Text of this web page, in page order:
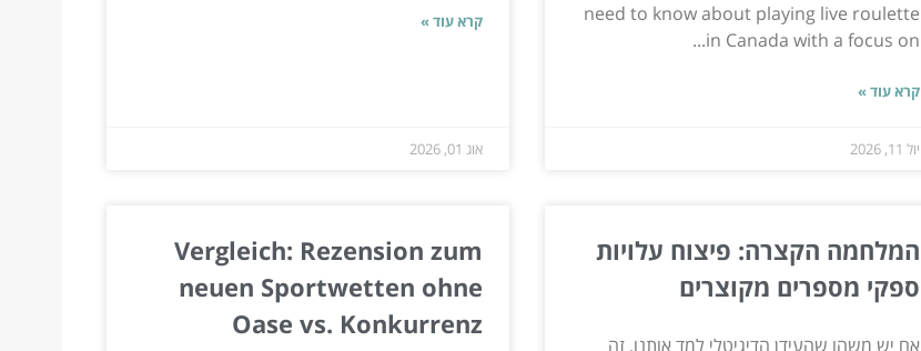
need to know about playing live roulette
in Canada with a focus on...
קרא עוד »
יול 11, 2026
קרא עוד »
אוג 01, 2026
המלחמה הקצרה: פיצוח עלויות
ספקי מספרים מקוצרים
אם יש משהו שהעידן הדיגיטלי למד אותנו, זה
Vergleich: Rezension zum
neuen Sportwetten ohne
Oase vs. Konkurrenz